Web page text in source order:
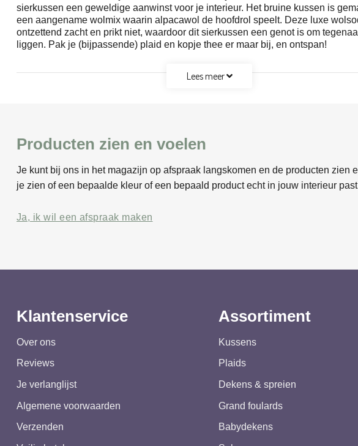
sierkussen een geweldige aanwinst voor je interieur. Het bruine kussen is
een aangename wolmix waarin alpacawol de hoofdrol speelt. Deze luxe
ontzettend zacht en prikt niet, waardoor dit sierkussen een genot is om
liggen. Pak je (bijpassende) plaid en kopje thee er maar bij, en ontspan!
Lees meer
Producten zien en voelen
Je kunt bij ons in het magazijn op afspraak langskomen en de producten
je zien of een bepaalde kleur of een bepaald product echt in jouw interieur
Ja, ik wil een afspraak maken
Klantenservice
Over ons
Reviews
Je verlanglijst
Algemene voorwaarden
Verzenden
Assortiment
Kussens
Plaids
Dekens & spreien
Grand foulards
Babydekens